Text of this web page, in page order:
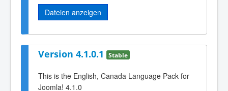
Dateien anzeigen
Version 4.1.0.1 Stable
This is the English, Canada Language Pack for
Joomla! 4.1.0